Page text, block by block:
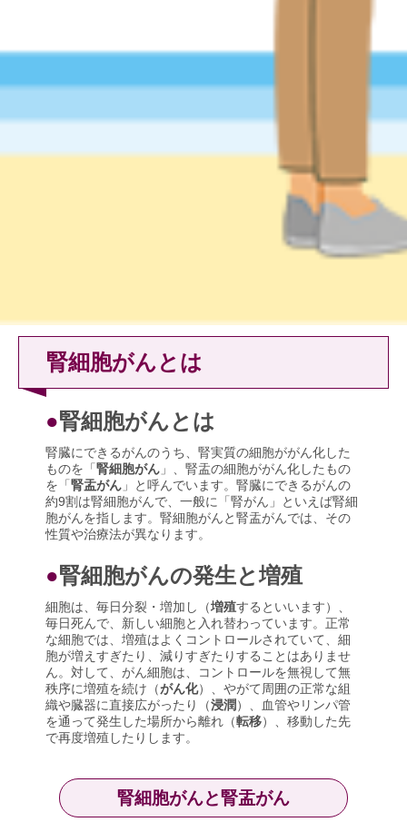
腎細胞がんとは
●腎細胞がんとは
腎臓にできるがんのうち、腎実質の細胞ががん化した
ものを「 腎細胞がん 」、腎盂の細胞ががん化したもの
を「 腎盂がん 」と呼んでいます。腎臓にできるがんの
約9割は腎細胞がんで、一般に「腎がん」といえば腎細
胞がんを指します。腎細胞がんと腎盂がんでは、その
性質や治療法が異なります。
●腎細胞がんの発生と増殖
細胞は、毎日分裂・増加し（増殖するといいます）、
毎日死んで、新しい細胞と入れ替わっています。正常
な細胞では、増殖はよくコントロールされていて、細
胞が増えすぎたり、減りすぎたりすることはありませ
ん。対して、がん細胞は、コントロールを無視して無
秩序に増殖を続け（がん化）、やがて周囲の正常な組
織や臓器に直接広がったり（浸潤）、血管やリンパ管
を通って発生した場所から離れ（転移）、移動した先
で再度増殖したりします。
腎細胞がんと腎盂がん